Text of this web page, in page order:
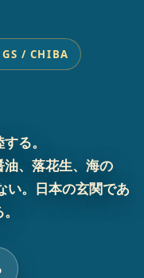
/ CHIBA
る。
、落花生、海の
い。日本の玄関であ